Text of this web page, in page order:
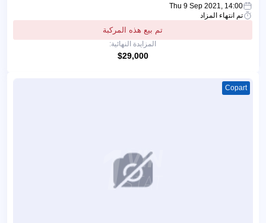
Thu 9 Sep 2021, 14:00
تم انتهاء المزاد
تم بيع هذه المركبة
المزايدة النهائية:
$29,000
Copart